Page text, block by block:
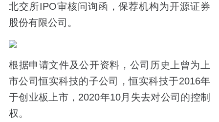
北交所IPO审核问询函，保荐机构为开源证券
股份有限公司。
根据申请文件及公开资料，公司历史上曾为上
市公司恒实科技的子公司，恒实科技于2016年
于创业板上市，2020年10月失去对公司的控制
权。